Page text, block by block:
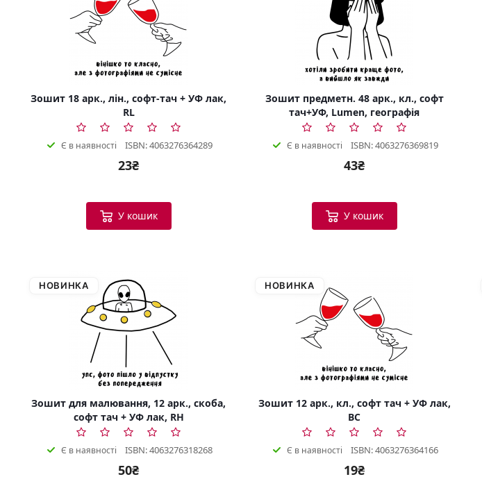
Зошит 18 арк., лін., софт-тач + УФ лак,
RL
Є в наявності ISBN: 4063276364289
23₴
У кошик
Зошит предметн. 48 арк., кл., софт
тач+УФ, Lumen, географія
Є в наявності ISBN: 4063276369819
43₴
У кошик
НОВИНКА
Зошит для малювання, 12 арк., скоба,
софт тач + УФ лак, RH
Є в наявності ISBN: 4063276318268
50₴
НОВИНКА
Зошит 12 арк., кл., софт тач + УФ лак,
BC
Є в наявності ISBN: 4063276364166
19₴